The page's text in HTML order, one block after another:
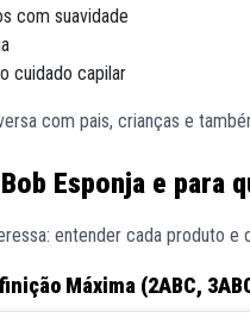
com suavidade
cuidado capilar
com pais, crianças e
Esponja e para
entender cada produto e
Máxima (2ABC,